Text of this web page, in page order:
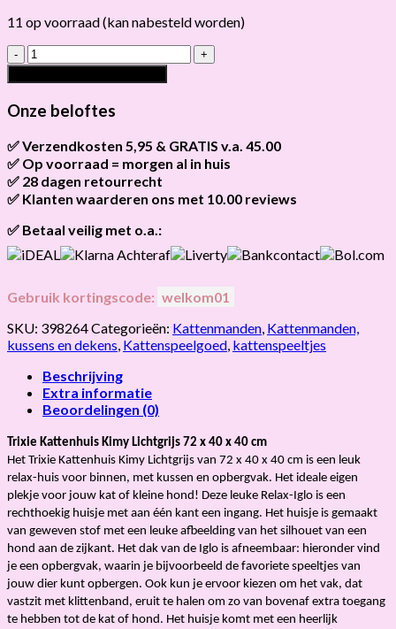
11 op voorraad (kan nabesteld worden)
TRIXIE
KATTENHUIS
KIMY
GRIJS
hoeveelheid
Onze beloftes
✅ Verzendkosten 5,95 & GRATIS v.a. 45.00
Brievenbus verzendingen zijn 3,95, een pakket 5,95 en
bestellingen v.a. 45,00 worden gratis verzonden.
✅ Op voorraad = morgen al in huis
Als het product op voorraad is en je bestelt vóór 13:00, wordt
hetvandaag nog verzonden.
✅ 28 dagen retourrecht
Niet tevreden? Geen probleem! Je hebt28 dagen
✅ Klanten waarderen ons met 10.00 reviews
✅ Betaal veilig met o.a.:
Gebruik kortingscode: welkom01
SKU: 398264Categorieën: Kattenmanden Kattenmanden,
kussens en dekens Kattenspeelgoed kattenspeeltjes
Beschrijving
Extra informatie
Beoordelingen (0)
Trixie Kattenhuis Kimy Lichtgrijs 72 x 40 x 40 cm
Het Trixie Kattenhuis Kimy Lichtgrijs van 72 x 40 x 40 cm is een leuk
relax-huis voor binnen, met kussen en opbergvak. Het ideale eigen
plekje voor jouw kat of kleine hond! Deze leuke Relax-Iglo is een
rechthoekig huisje met aan één kant een ingang. Het huisje is gemaakt
van geweven stof met een leuke afbeelding van het silhouet van een
hond aan de zijkant. Het dak van de Iglo is afneembaar: hieronder vind
je een opbergvak, waarin je bijvoorbeeld de favoriete speeltjes van
jouw dier kunt opbergen. Ook kun je ervoor kiezen om het vak, dat
vastzit met klittenband, eruit te halen om zo van bovenaf extra toegang
te hebben tot de kat of hond. Het huisje komt met een heerlijk